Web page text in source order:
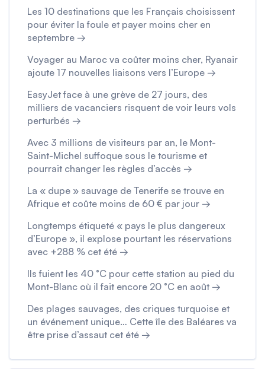
Les 10 destinations que les Français choisissent
pour éviter la foule et payer moins cher en
septembre →
Voyager au Maroc va coûter moins cher, Ryanair
ajoute 17 nouvelles liaisons vers l’Europe →
EasyJet face à une grève de 27 jours, des
milliers de vacanciers risquent de voir leurs vols
perturbés →
Avec 3 millions de visiteurs par an, le Mont-
Saint-Michel suffoque sous le tourisme et
pourrait changer les règles d’accès →
La « dupe » sauvage de Tenerife se trouve en
Afrique et coûte moins de 60 € par jour →
Longtemps étiqueté « pays le plus dangereux
d’Europe », il explose pourtant les réservations
avec +288 % cet été →
Ils fuient les 40 °C pour cette station au pied du
Mont-Blanc où il fait encore 20 °C en août →
Des plages sauvages, des criques turquoise et
un événement unique… Cette île des Baléares va
être prise d’assaut cet été →